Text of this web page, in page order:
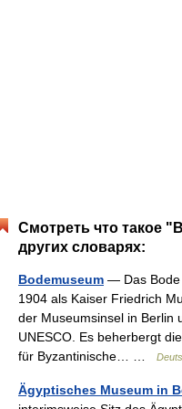
Смотреть что такое
других словарях:
Bodemuseum — Das Bode
1904 als Kaiser Friedrich
der Museumsinsel in Berlin
UNESCO. Es beherbergt
für Byzantinische… …
Ägyptisches Museum in